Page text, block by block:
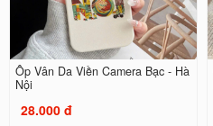
Ốp Vân Da Viền Camera Bạc - Hà
Nội
28.000 đ